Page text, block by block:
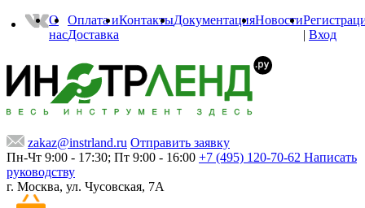
О
нас
Оплата и
Доставка
КонтактыДокументацияНовости
| Вход
zakaz@instrland.ru Отправить заявку
Пн-Чт 9:00 - 17:30; Пт 9:00 - 16:00 +7 (495) 120-70-62 Написать
руководству
г. Москва, ул. Чусовская, 7А